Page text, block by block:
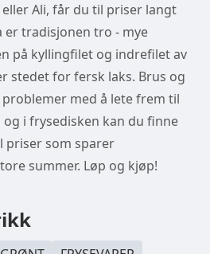
Ali, får du til priser langt
er tradisjonen tro - mye
på kyllingfilet og indrefilet av
stedet for fersk laks. Brus og
med å lete frem til
i frysedisken kan du finne
priser som sparer
summer. Løp og kjøp!